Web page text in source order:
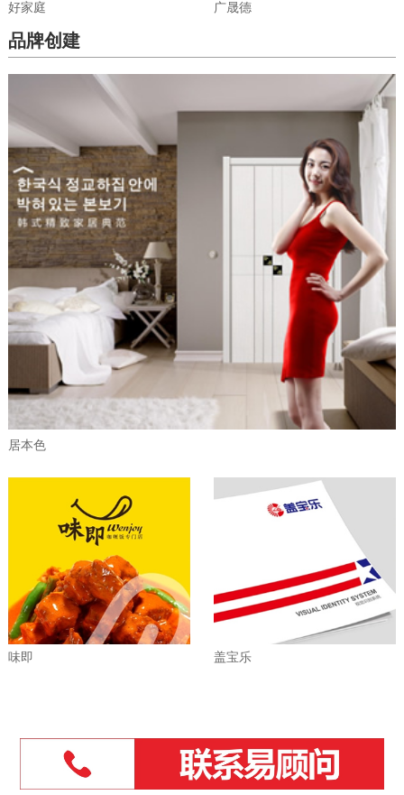
好家庭 广晟德
品牌创建
居本色
味即 盖宝乐